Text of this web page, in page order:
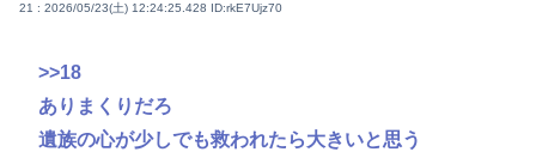
21 : 2026/05/23(土) 12:24:25.428 ID:rkE7Ujz70
>>18
ありまくりだろ
遺族の心が少しでも救われたら大きいと思う